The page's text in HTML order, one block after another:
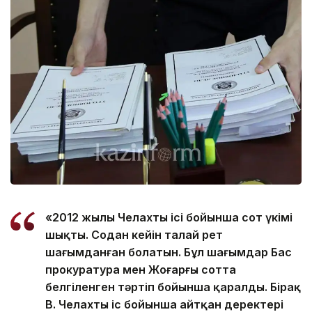
«2012 жылы Челахтың ісі бойынша сот үкімі
шықты. Содан кейін талай рет
шағымданған болатын. Бұл шағымдар Бас
прокуратура мен Жоғарғы сотта
белгіленген тәртіп бойынша қаралды. Бірақ
В. Челахтың іс бойынша айтқан деректері